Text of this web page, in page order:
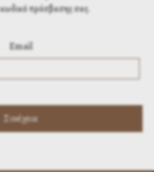
κωδικό πρόσβασης σας.
Email